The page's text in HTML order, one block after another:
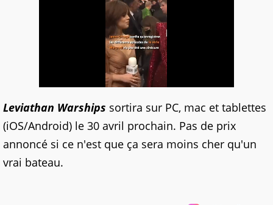
Leviathan Warships sortira sur PC, mac et tablettes
(iOS/Android) le 30 avril prochain. Pas de prix
annoncé si ce n'est que ça sera moins cher qu'un
vrai bateau.